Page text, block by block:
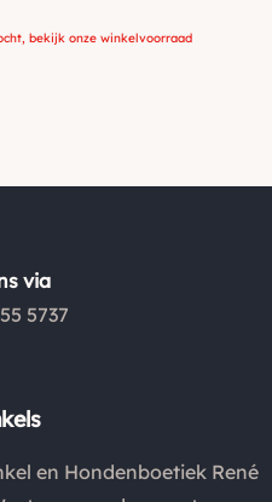
bekijk onze winkelvoorraad
via
5737
en Hondenboetiek René